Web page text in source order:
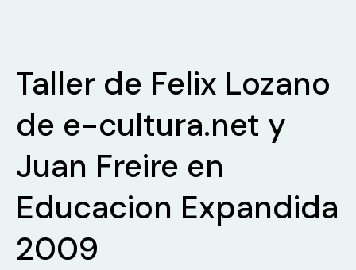
Taller de Felix Lozano
de e-cultura.net y
Juan Freire en
Educacion Expandida
2009